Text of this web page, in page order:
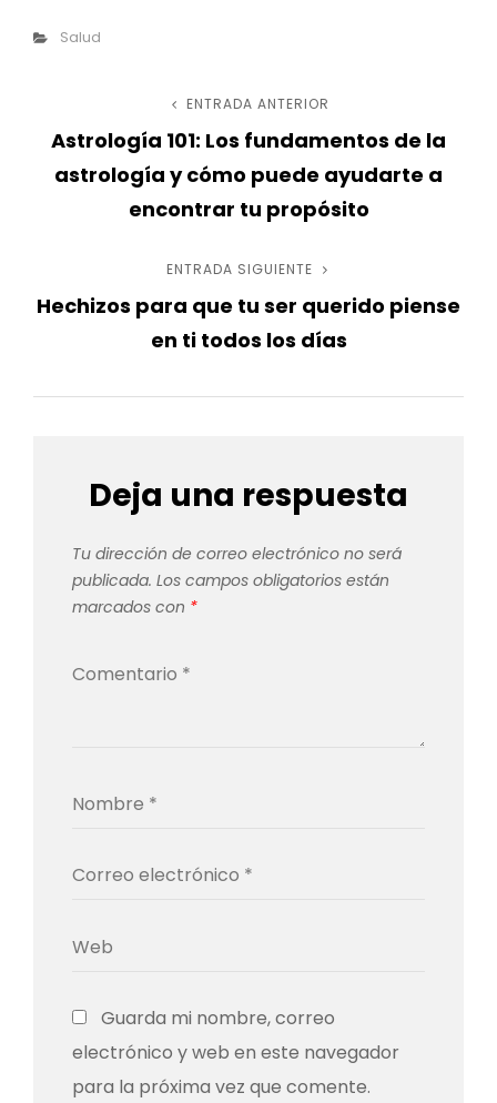
Categorías
Salud
Navegación
de
entradas
Entrada
anterior
ENTRADA ANTERIOR
Astrología 101: Los fundamentos de la
astrología y cómo puede ayudarte a
encontrar tu propósito
Entrada
siguiente
ENTRADA SIGUIENTE
Hechizos para que tu ser querido piense
en ti todos los días
Deja una respuesta
Tu dirección de correo electrónico no será
publicada. Los campos obligatorios están
marcados con *
Guarda mi nombre, correo
electrónico y web en este navegador
para la próxima vez que comente.